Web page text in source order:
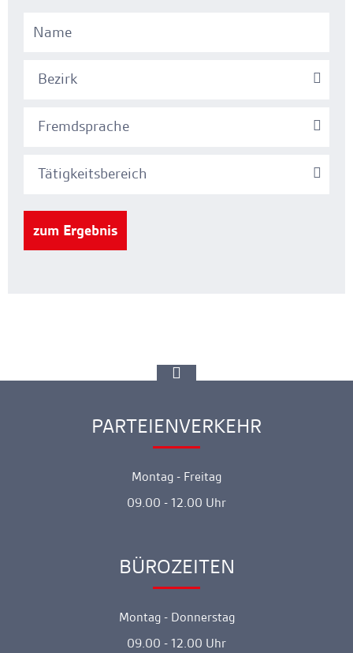
Bezirk
Fremdsprache
Tätigkeitsbereich
zum Ergebnis
Ankerlink
PARTEIENVERKEHR
Montag - Freitag
09.00 - 12.00 Uhr
Ankerlink
BÜROZEITEN
Montag - Donnerstag
09.00 - 12.00 Uhr
zur